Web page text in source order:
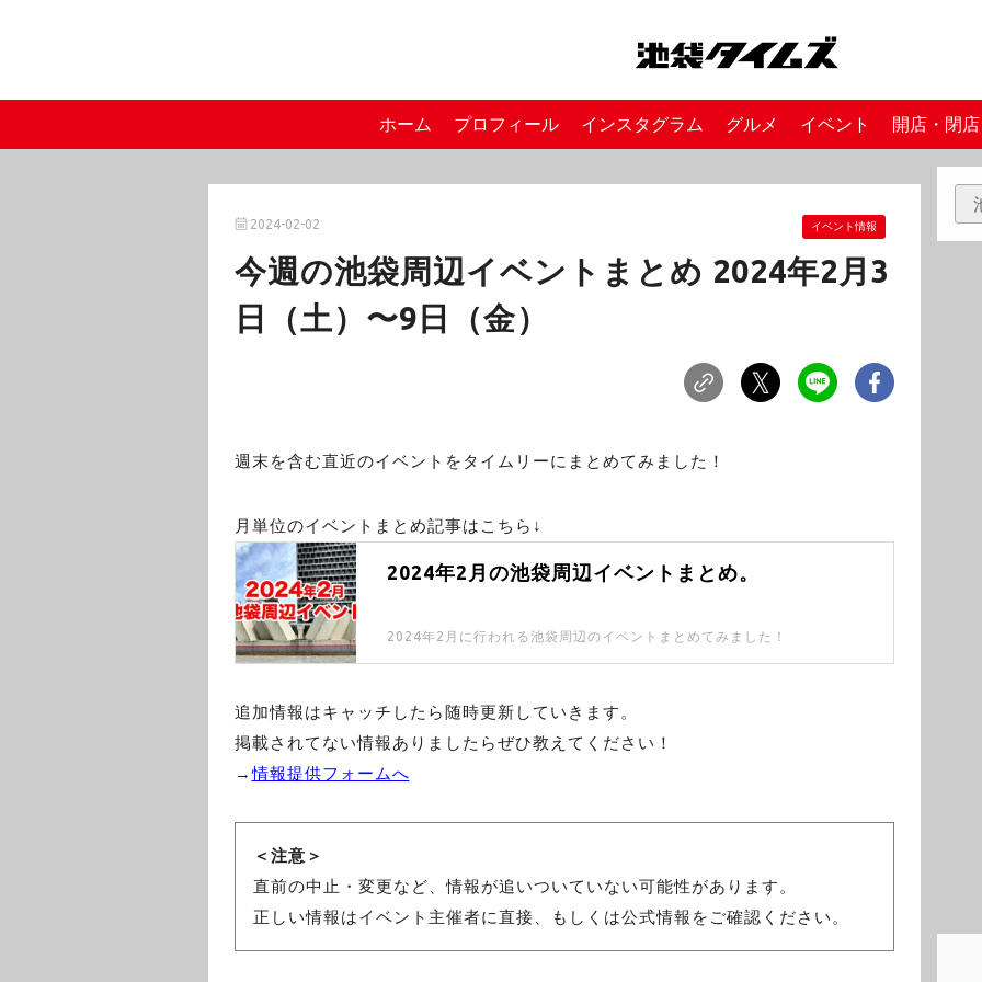
ホーム プロフィール インスタグラム グルメ イベント 開店・閉店
2024-02-02 イベント情報
今週の池袋周辺イベントまとめ 2024年2月3
日（土）〜9日（金）
週末を含む直近のイベントをタイムリーにまとめてみました！
月単位のイベントまとめ記事はこちら↓
2024年2月の池袋周辺イベントまとめ。
2024年2月に行われる池袋周辺のイベントまとめてみました！
追加情報はキャッチしたら随時更新していきます。
掲載されてない情報ありましたらぜひ教えてください！
→情報提供フォームへ
＜注意＞
直前の中止・変更など、情報が追いついていない可能性があります。
正しい情報はイベント主催者に直接、もしくは公式情報をご確認ください。